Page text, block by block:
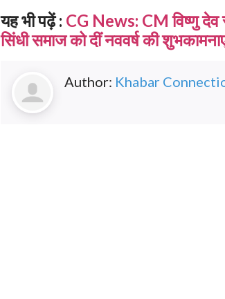
यह भी पढ़ें : CG News: CM विष्णु
सिंधी समाज को दीं नववर्ष की
Author: Khabar